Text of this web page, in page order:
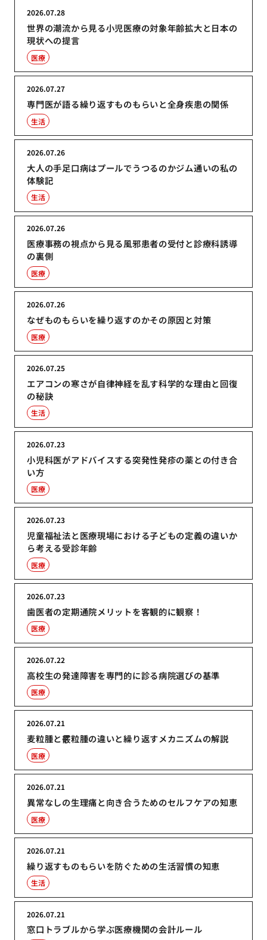
世界の潮流から見る小児医療の対象年齢拡大と日本の
現状への提言
2026.07.28
医療
専門医が語る繰り返すものもらいと全身疾患の関係
2026.07.27
生活
大人の手足口病はプールでうつるのかジム通いの私の
体験記
2026.07.26
生活
医療事務の視点から見る風邪患者の受付と診療科誘導
の裏側
2026.07.26
医療
なぜものもらいを繰り返すのかその原因と対策
2026.07.26
医療
エアコンの寒さが自律神経を乱す科学的な理由と回復
の秘訣
2026.07.25
生活
小児科医がアドバイスする突発性発疹の薬との付き合
い方
2026.07.23
医療
児童福祉法と医療現場における子どもの定義の違いか
ら考える受診年齢
2026.07.23
医療
歯医者の定期通院メリットを客観的に観察！
2026.07.23
医療
高校生の発達障害を専門的に診る病院選びの基準
2026.07.22
医療
麦粒腫と霰粒腫の違いと繰り返すメカニズムの解説
2026.07.21
医療
異常なしの生理痛と向き合うためのセルフケアの知恵
2026.07.21
医療
繰り返すものもらいを防ぐための生活習慣の知恵
2026.07.21
生活
窓口トラブルから学ぶ医療機関の会計ルール
2026.07.21